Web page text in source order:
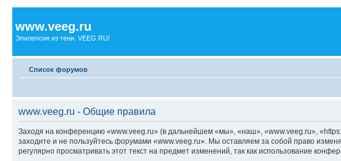
www.veeg.ru
Эпилепсия из тени. VEEG.RU!
Список форумов
www.veeg.ru - Общие правила
Заходя на конференцию «www.veeg.ru» (в дальнейшем «мы», «наш», «www.veeg.ru»,
заходите и не пользуйтесь форумами «www.veeg.ru». Мы оставляем за собой право
регулярно просматривать этот текст на предмет изменений, так как использование